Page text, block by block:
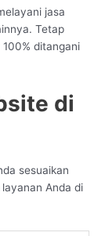
jasa
Tetap
ditangani
di
sesuaikan
Anda di